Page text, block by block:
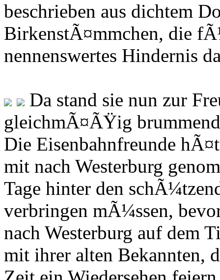
beschrieben aus dichtem
BirkenstÃ¤mmchen, die
nennenswertes Hindernis
Da stand sie nun zur
gleichmÃ¤ÃŸig
Die Eisenbahnfreunde
mit nach Westerburg
Tage hinter den
verbringen mÃ¼ssen,
nach Westerburg auf dem
mit ihrer alten Bekannten,